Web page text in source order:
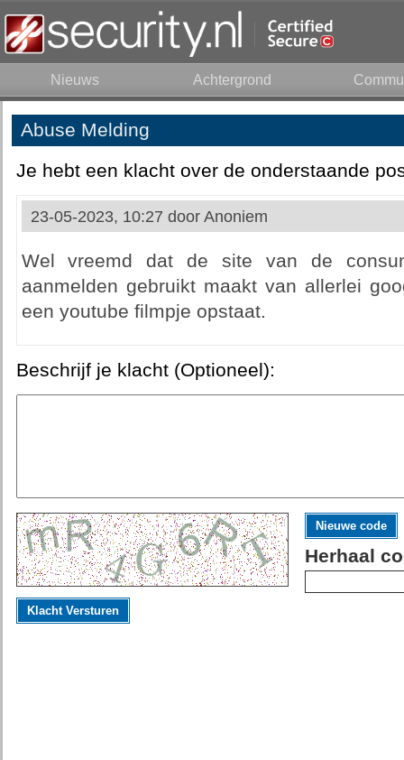
Nieuws Achtergrond
Abuse Melding
Je hebt een klacht over de onderstaande
23-05-2023, 10:27 door Anoniem
Wel vreemd dat de site van de
aanmelden gebruikt maakt van allerlei
een youtube filmpje opstaat.
Beschrijf je klacht (Optioneel):
Nieuwe code
Herhaal
Klacht Versturen